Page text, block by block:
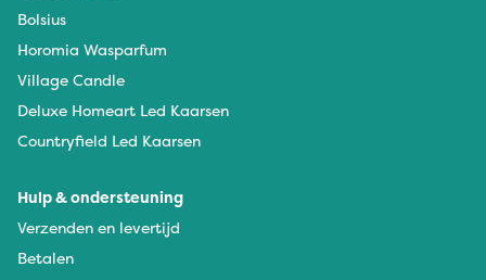
Bolsius
Horomia Wasparfum
Village Candle
Deluxe Homeart Led Kaarsen
Countryfield Led Kaarsen
Hulp & ondersteuning
Verzenden en levertijd
Betalen